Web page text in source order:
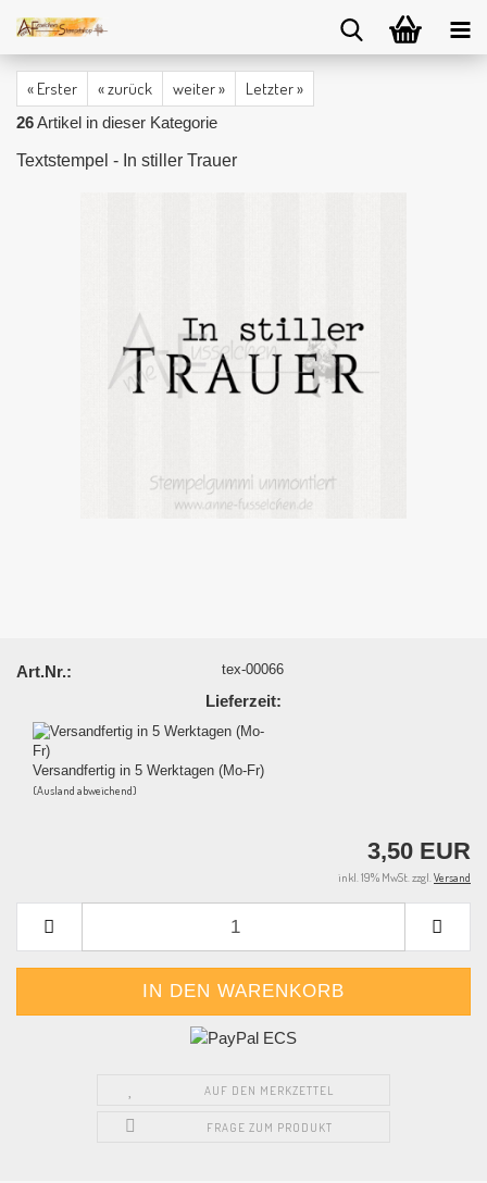
« Erster « zurück weiter » Letzter »
26Artikel in dieser Kategorie
Textstempel - In stiller Trauer
Art.Nr.: tex-00066
Lieferzeit:
Versandfertig in 5 Werktagen (Mo-Fr)
(Ausland abweichend)
3,50 EUR
inkl. 19% MwSt. zzgl.Versand
AUF DEN MERKZETTEL
FRAGE ZUM PRODUKT